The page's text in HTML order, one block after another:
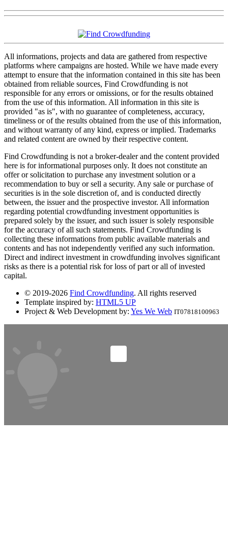
All informations, projects and data are gathered from respective
platforms where campaigns are hosted. While we have made every
attempt to ensure that the information contained in this site has been
obtained from reliable sources, Find Crowdfunding is not
responsible for any errors or omissions, or for the results obtained
from the use of this information. All information in this site is
provided "as is", with no guarantee of completeness, accuracy,
timeliness or of the results obtained from the use of this information,
and without warranty of any kind, express or implied. Trademarks
and related content are owned by their respective content.
Find Crowdfunding is not a broker-dealer and the content provided
here is for informational purposes only. It does not constitute an
offer or solicitation to purchase any investment solution or a
recommendation to buy or sell a security. Any sale or purchase of
securities is in the sole discretion of, and is conducted directly
between, the issuer and the prospective investor. All information
regarding potential crowdfunding investment opportunities is
prepared solely by the issuer, and such issuer is solely responsible
for the accuracy of all such statements. Find Crowdfunding is
collecting these informations from public available materials and
contents and has not independently verified any such information.
Direct and indirect investment in crowdfunding involves significant
risks as there is a potential risk for loss of part or all of invested
capital.
© 2019-2026 Find Crowdfunding. All rights reserved
Template inspired by: HTML5 UP
Project & Web Development by: Yes We Web IT07818100963